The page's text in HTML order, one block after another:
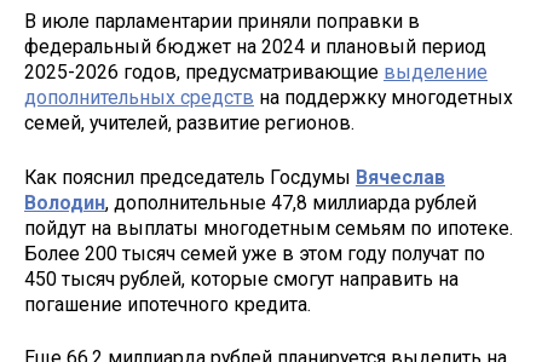
В июле парламентарии приняли поправки в
федеральный бюджет на 2024 и плановый период
2025-2026 годов, предусматривающие выделение
дополнительных средств на поддержку многодетных
семей, учителей, развитие регионов.
Как пояснил председатель Госдумы Вячеслав
Володин, дополнительные 47,8 миллиарда рублей
пойдут на выплаты многодетным семьям по ипотеке.
Более 200 тысяч семей уже в этом году получат по
450 тысяч рублей, которые смогут направить на
погашение ипотечного кредита.